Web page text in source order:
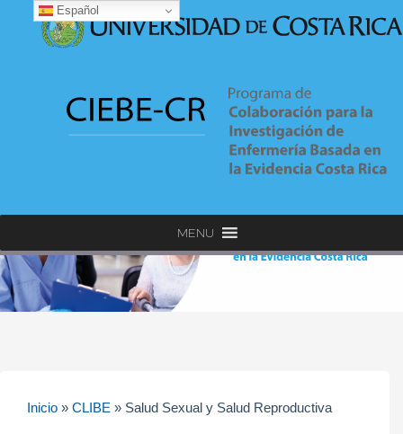
MENU
Inicio » CLIBE » Salud Sexual y Salud Reproductiva
Español